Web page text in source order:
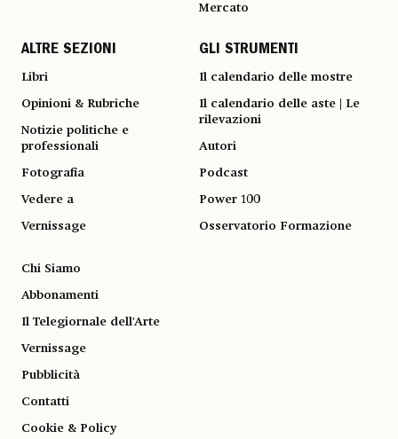
Mercato
ALTRE SEZIONI
Libri
Opinioni & Rubriche
Notizie politiche e
professionali
Fotografia
Vedere a
Vernissage
GLI STRUMENTI
Il calendario delle mostre
Il calendario delle aste | Le
rilevazioni
Autori
Podcast
Power 100
Osservatorio Formazione
Chi Siamo
Abbonamenti
Il Telegiornale dell'Arte
Vernissage
Pubblicità
Contatti
Cookie & Policy